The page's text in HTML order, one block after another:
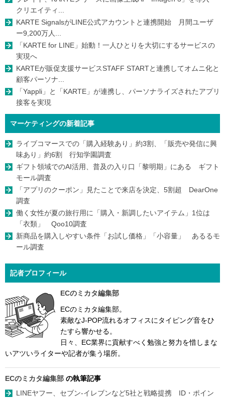
クリエイティ...
KARTE SignalsがLINE公式アカウントと連携開始 月間ユーザ
ー9,200万人...
「KARTE for LINE」始動！一人ひとりを大切にするサービスの
実現へ
KARTEが販促支援サービスSTAFF STARTと連携してオムニ化と
顧客パーソナ...
「Yappli」と「KARTE」が連携し、パーソナライズされたアプリ
接客を実現
マーケティングの新着記事
ライブコマースでの「購入経験あり」約3割、「販売や発信に興
味あり」約6割 行知学園調査
ギフト領域でのAI活用、普及の入り口「黎明期」にある ギフト
モール調査
「アプリのクーポン」見たことで来店を決定、5割超 DearOne
調査
働く女性が夏の旅行用に「購入・新調したいアイテム」1位は
「衣類」 Qoo10調査
新商品を購入しやすい条件「お試し価格」「小容量」 あるるモ
ール調査
記者プロフィール
ECのミカタ編集部
ECのミカタ編集部。
素敵なJ-POP流れるオフィスにタイピング音をひ
たすら響かせる。
日々、EC業界に貢献すべく勉強と努力を惜しまな
いアツいライターや記者が集う場所。
ECのミカタ編集部 の執筆記事
LINEヤフー、セブン-イレブンなど5社と戦略提携 ID・ポイン